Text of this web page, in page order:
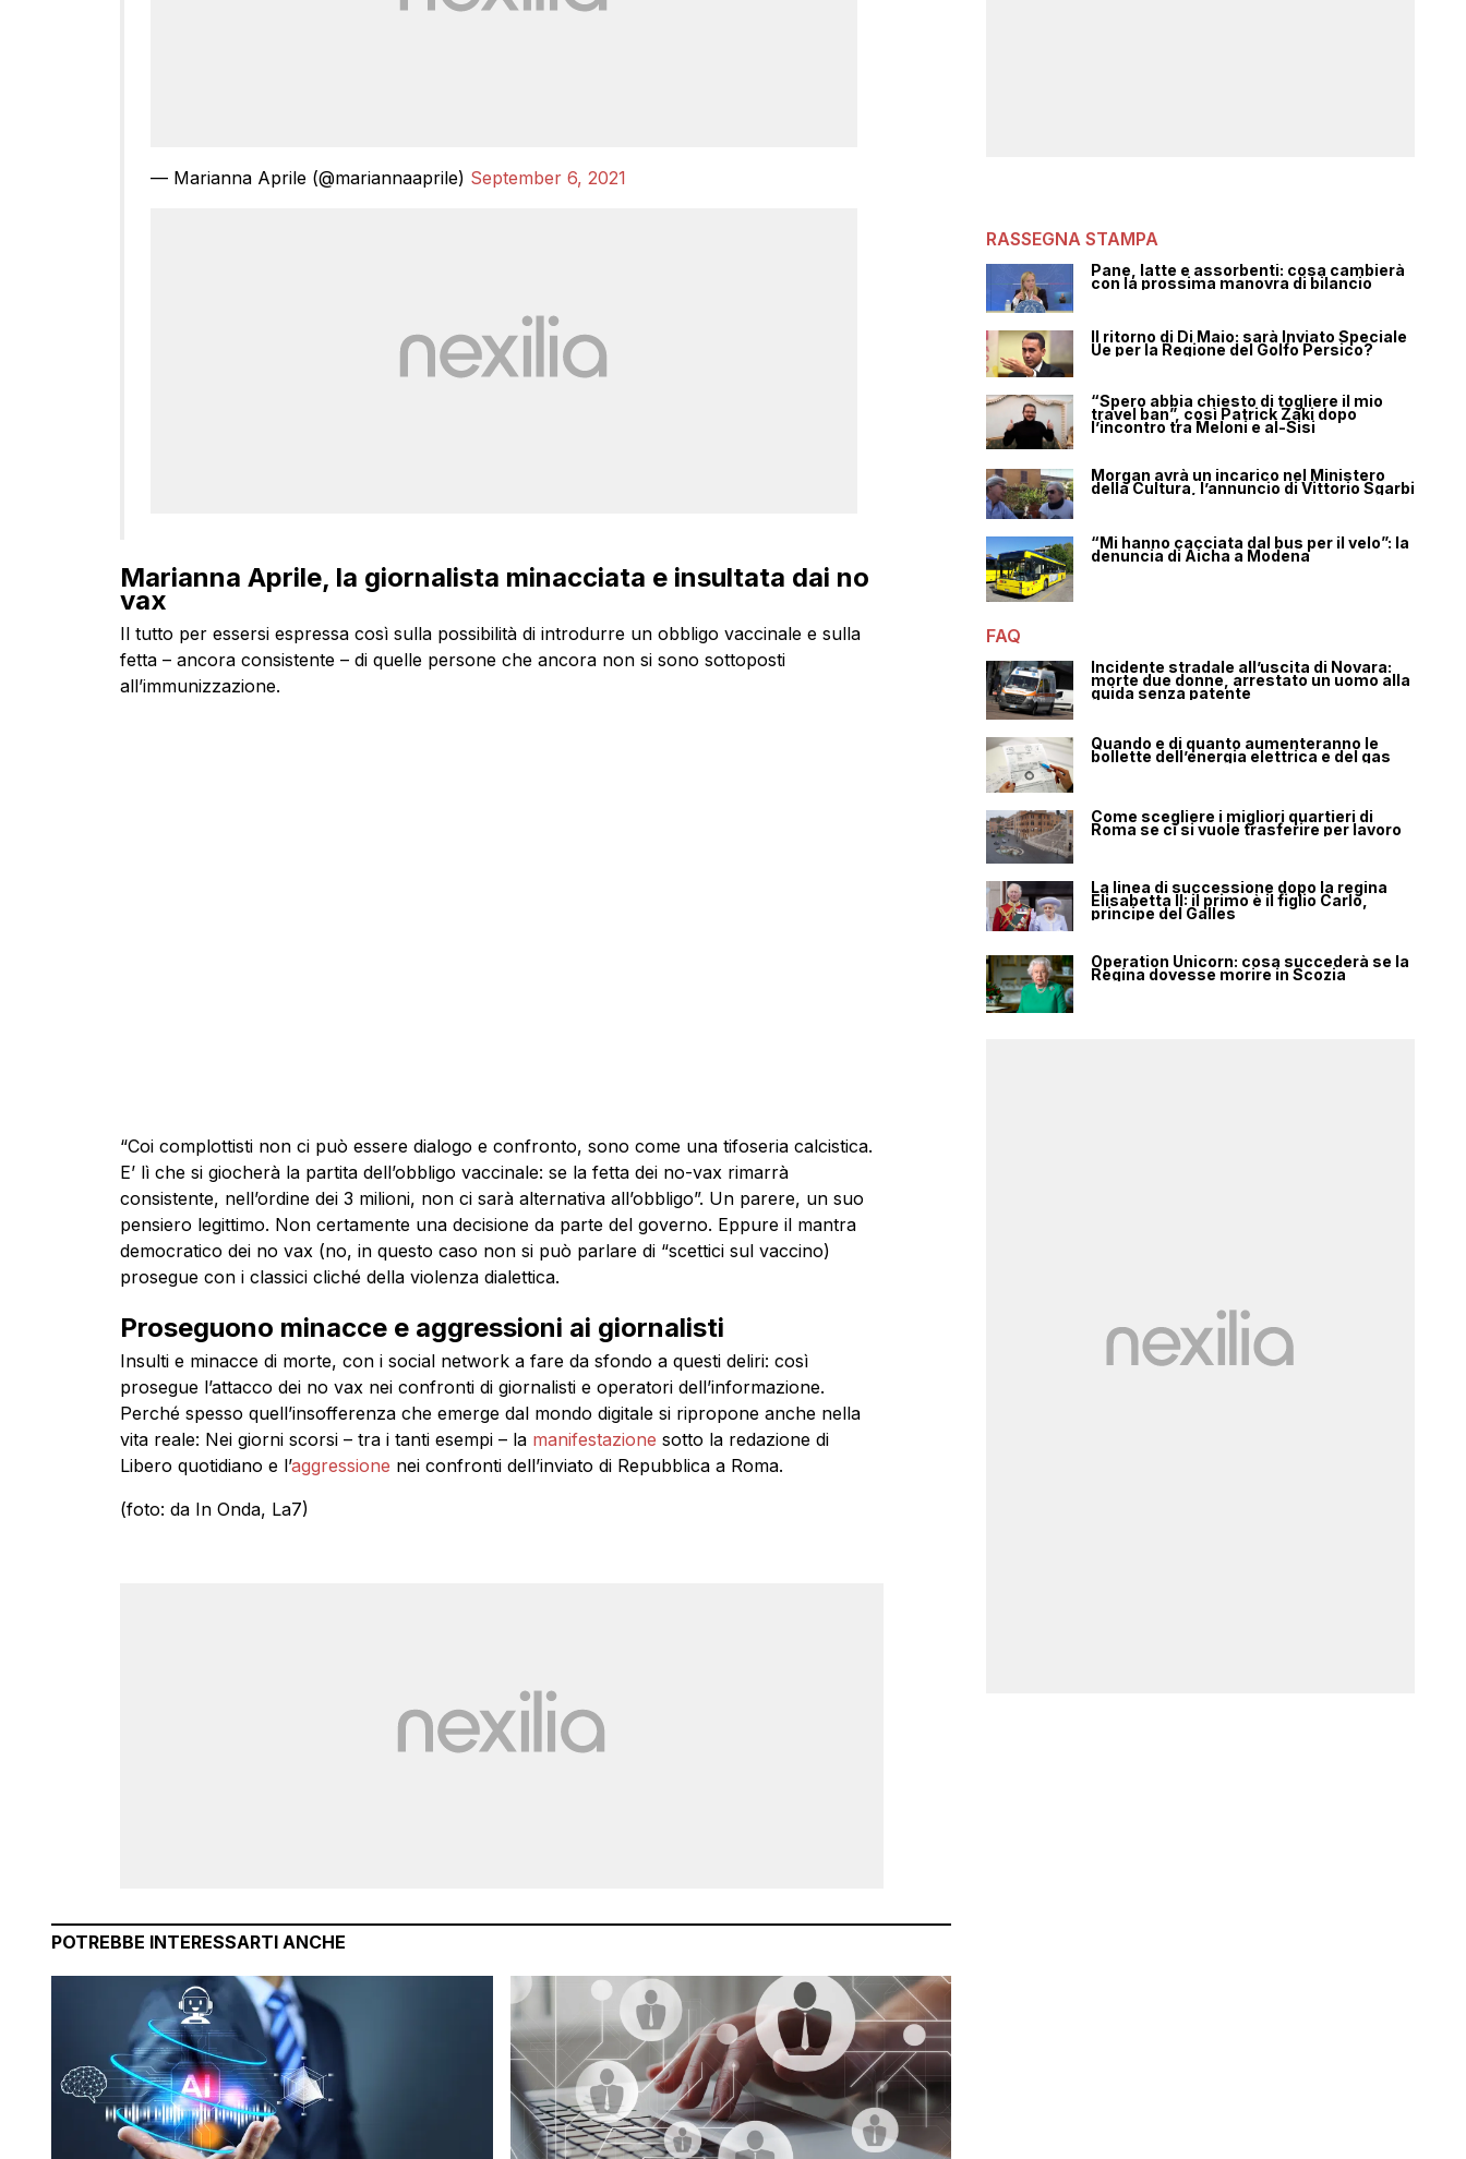
— Marianna Aprile (@mariannaaprile) September 6, 2021
Marianna Aprile, la giornalista minacciata e insultata dai no
vax
Il tutto per essersi espressa così sulla possibilità di introdurre un obbligo vaccinale e sulla
fetta – ancora consistente – di quelle persone che ancora non si sono sottoposti
all’immunizzazione.
“Coi complottisti non ci può essere dialogo e confronto, sono come una tifoseria calcistica.
E’ lì che si giocherà la partita dell’obbligo vaccinale: se la fetta dei no-vax rimarrà
consistente, nell’ordine dei 3 milioni, non ci sarà alternativa all’obbligo”. Un parere, un suo
pensiero legittimo. Non certamente una decisione da parte del governo. Eppure il mantra
democratico dei no vax (no, in questo caso non si può parlare di “scettici sul vaccino)
prosegue con i classici cliché della violenza dialettica.
Proseguono minacce e aggressioni ai giornalisti
Insulti e minacce di morte, con i social network a fare da sfondo a questi deliri: così
prosegue l’attacco dei no vax nei confronti di giornalisti e operatori dell’informazione.
Perché spesso quell’insofferenza che emerge dal mondo digitale si ripropone anche nella
vita reale: Nei giorni scorsi – tra i tanti esempi – la manifestazione sotto la redazione di
Libero quotidiano e l’aggressione nei confronti dell’inviato di Repubblica a Roma.
(foto: da In Onda, La7)
POTREBBE INTERESSARTI ANCHE
RASSEGNA STAMPA
Pane, latte e assorbenti: cosa cambierà
con la prossima manovra di bilancio
Il ritorno di Di Maio: sarà Inviato Speciale
Ue per la Regione del Golfo Persico?
“Spero abbia chiesto di togliere il mio
travel ban”, così Patrick Zaki dopo
l’incontro tra Meloni e al-Sisi
Morgan avrà un incarico nel Ministero
della Cultura, l’annuncio di Vittorio Sgarbi
“Mi hanno cacciata dal bus per il velo”: la
denuncia di Aicha a Modena
FAQ
Incidente stradale all’uscita di Novara:
morte due donne, arrestato un uomo alla
guida senza patente
Quando e di quanto aumenteranno le
bollette dell’energia elettrica e del gas
Come scegliere i migliori quartieri di
Roma se ci si vuole trasferire per lavoro
La linea di successione dopo la regina
Elisabetta II: il primo è il figlio Carlo,
principe del Galles
Operation Unicorn: cosa succederà se la
Regina dovesse morire in Scozia